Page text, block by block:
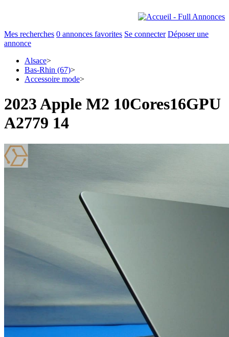
Mes recherches 0 annonces favorites Se connecter Déposer une
annonce
Alsace>
Bas-Rhin (67)>
Accessoire mode>
2023 Apple M2 10Cores16GPU
A2779 14